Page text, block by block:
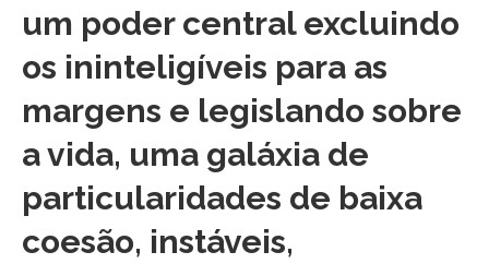
um poder central excluindo
os ininteligíveis para as
margens e legislando sobre
a vida, uma galáxia de
particularidades de baixa
coesão, instáveis,